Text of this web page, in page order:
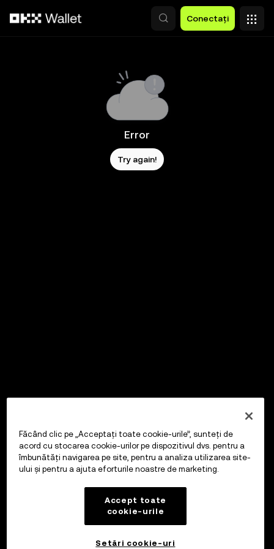
Conectați
Error
Try again!
Făcând clic pe „Acceptați toate cookie-urile”, sunteți de
acord cu stocarea cookie-urilor pe dispozitivul dvs. pentru a
îmbunătăți navigarea pe site, pentru a analiza utilizarea site-
ului și pentru a ajuta eforturile noastre de marketing.
Accept toate
cookie-urile
Setări cookie-uri